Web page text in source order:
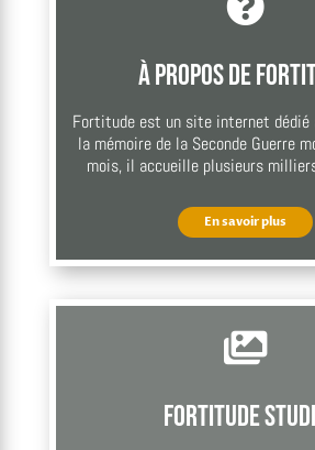
À propos de
Fortitude est un site internet dédié
la mémoire de la Seconde Guerre
mois, il accueille plusieurs
En savoir plus

Fortitude